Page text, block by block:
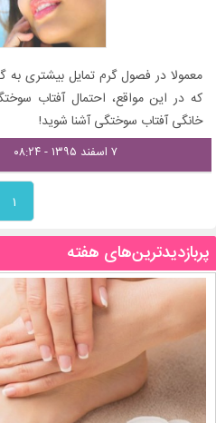
معمولا در فصول گرم تمایل بیشتری
که در این مواقع، احتمال آفتاب
خانگی آفتاب سوختگی آشنا شوید!
۷ اسفند ۱۳۹۵ - ۰۸:۲۴
۱
پربازدیدترین‌های هفته